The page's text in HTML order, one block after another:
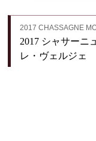
2017 CHASSAGNE
2017 シャサーニ
レ・ヴェルジェ